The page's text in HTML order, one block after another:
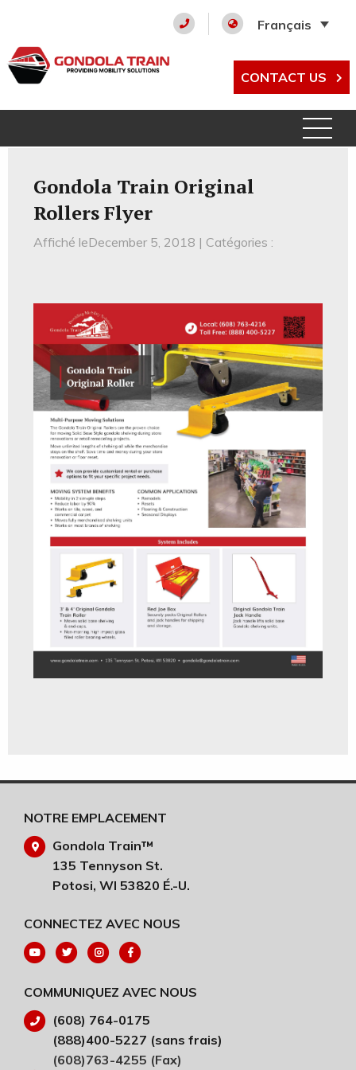
Français
CONTACT US
Gondola Train Original
Rollers Flyer
Affiché leDecember 5, 2018 | Catégories :
NOTRE EMPLACEMENT
Gondola Train™
135 Tennyson St.
Potosi, WI 53820 É.-U.
CONNECTEZ AVEC NOUS
COMMUNIQUEZ AVEC NOUS
(608) 764-0175
(888)400-5227 (sans frais)
(608)763-4255 (Fax)